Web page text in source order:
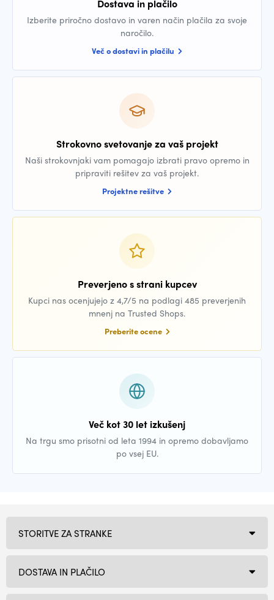
Dostava in plačilo
Izberite priročno dostavo in varen način plačila za svoje
naročilo.
Več o dostavi in plačilu
Strokovno svetovanje za vaš projekt
Naši strokovnjaki vam pomagajo izbrati pravo opremo in
pripraviti rešitev za vaš projekt.
Projektne rešitve
Preverjeno s strani kupcev
Kupci nas ocenjujejo z 4,7/5 na podlagi 485 preverjenih
mnenj na Trusted Shops.
Preberite ocene
Več kot 30 let izkušenj
Na trgu smo prisotni od leta 1994 in opremo dobavljamo
po vsej EU.
STORITVE ZA STRANKE
DOSTAVA IN PLAČILO